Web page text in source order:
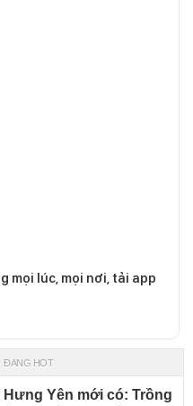
mọi lúc, mọi nơi, tải app
ĐANG HOT
Hưng Yên mới có: Trồng